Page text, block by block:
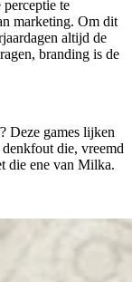
te
marketing. Om dit
altijd de
branding is de
Deze games lijken
die, vreemd
die ene van Milka.